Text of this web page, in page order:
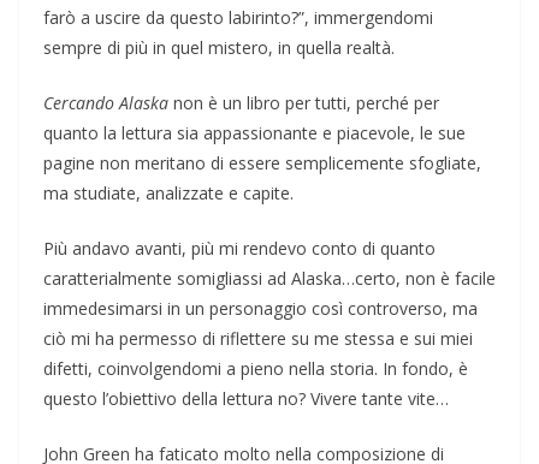
farò a uscire da questo labirinto?”, immergendomi
sempre di più in quel mistero, in quella realtà.
Cercando Alaska non è un libro per tutti, perché per
quanto la lettura sia appassionante e piacevole, le sue
pagine non meritano di essere semplicemente sfogliate,
ma studiate, analizzate e capite.
Più andavo avanti, più mi rendevo conto di quanto
caratterialmente somigliassi ad Alaska…certo, non è facile
immedesimarsi in un personaggio così controverso, ma
ciò mi ha permesso di riflettere su me stessa e sui miei
difetti, coinvolgendomi a pieno nella storia. In fondo, è
questo l’obiettivo della lettura no? Vivere tante vite…
John Green ha faticato molto nella composizione di